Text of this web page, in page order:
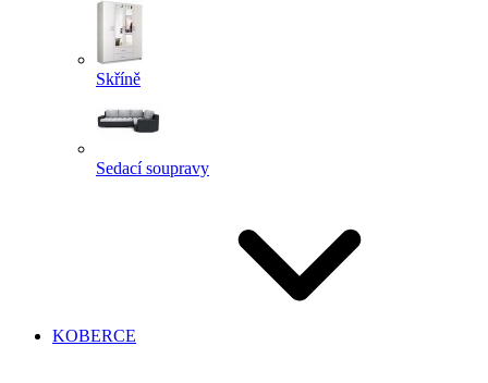
Skříně
Sedací soupravy
KOBERCE